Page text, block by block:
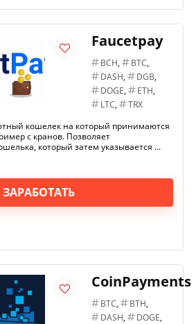
Faucetpay
BCH, BTC,
DASH, DGB,
DOGE, ETH,
LTC,
TRX
кошелек на который принимаются
с кранов. Позволяет
который затем указывается ...
ЗАРАБОТАТЬ
CoinPayments
BTC, BTH,
DASH, DOGE,